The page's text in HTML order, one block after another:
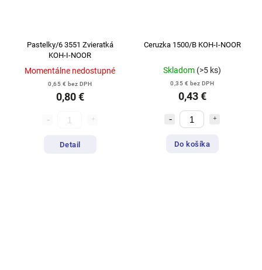
Pastelky/6 3551 Zvieratká
KOH-I-NOOR
Momentálne nedostupné
0,65 € bez DPH
0,80 €
Detail
Ceruzka 1500/B KOH-I-NOOR
Skladom (>5 ks)
0,35 € bez DPH
0,43 €
Do košíka